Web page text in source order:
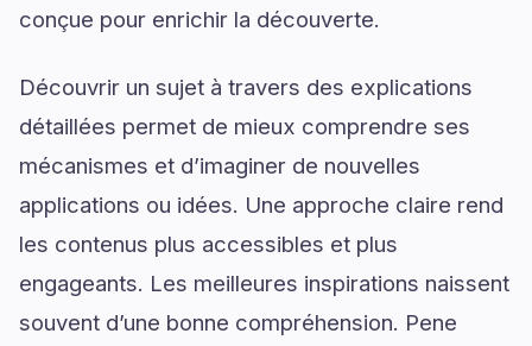
conçue pour enrichir la découverte.
Découvrir un sujet à travers des explications
détaillées permet de mieux comprendre ses
mécanismes et d’imaginer de nouvelles
applications ou idées. Une approche claire rend
les contenus plus accessibles et plus
engageants. Les meilleures inspirations naissent
souvent d’une bonne compréhension. Pene